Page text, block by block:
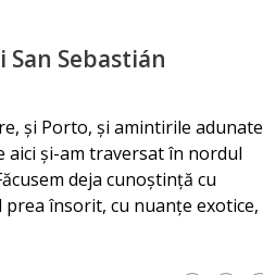
San Sebastián
și Porto, și amintirile adunate
aici și-am traversat în nordul
deja cunoștință cu
însorit, cu nuanțe exotice,